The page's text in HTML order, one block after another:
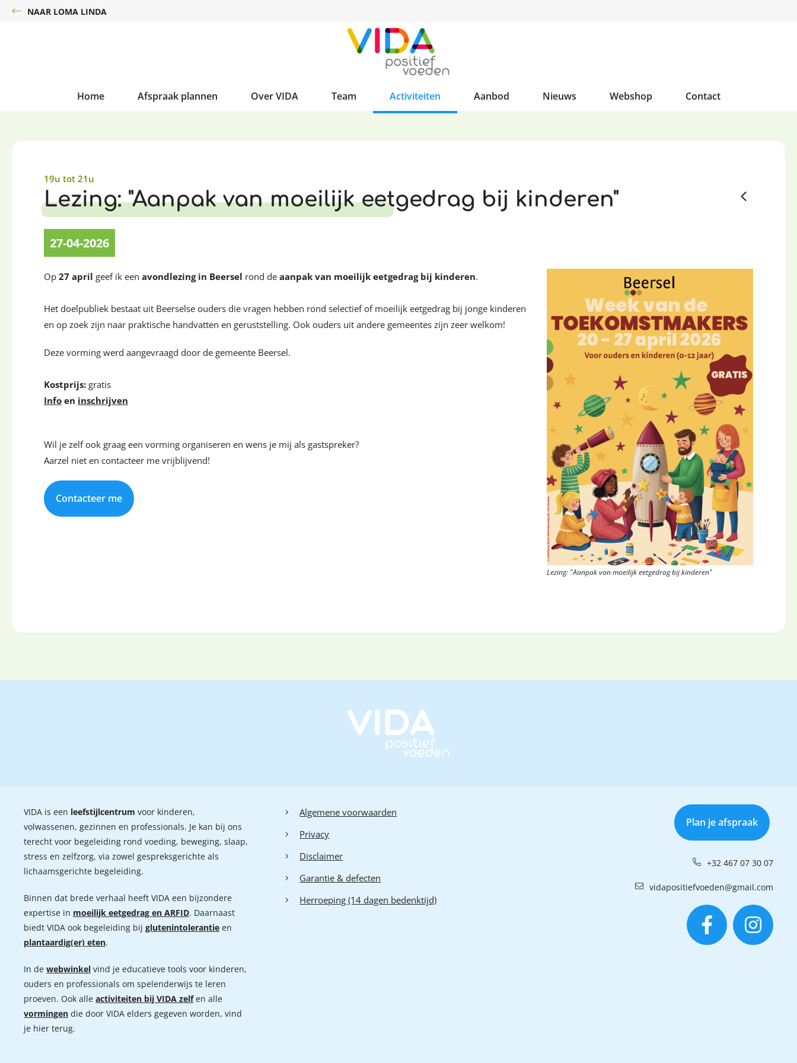
NAAR LOMA LINDA
Home Afspraak plannen Over VIDA Team Activiteiten Aanbod Nieuws Webshop Contact
19u tot 21u
Lezing: "Aanpak van moeilijk eetgedrag bij kinderen"
27-04-2026
Lezing: "Aanpak van moeilijk eetgedrag bij kinderen"
Op 27 april geef ik een avondlezing in Beersel rond de aanpak van moeilijk eetgedrag bij kinderen.
Het doelpubliek bestaat uit Beerselse ouders die vragen hebben rond selectief of moeilijk eetgedrag bij jonge kinderen
en op zoek zijn naar praktische handvatten en geruststelling. Ook ouders uit andere gemeentes zijn zeer welkom!
Deze vorming werd aangevraagd door de gemeente Beersel.
Kostprijs: gratis
Infoen inschrijven
Wil je zelf ook graag een vorming organiseren en wens je mij als gastspreker?
Aarzel niet en contacteer me vrijblijvend!
Contacteer me
VIDA is een leefstijlcentrum voor kinderen,
volwassenen, gezinnen en professionals. Je kan bij ons
terecht voor begeleiding rond voeding, beweging, slaap,
stress en zelfzorg, via zowel gespreksgerichte als
lichaamsgerichte begeleiding.
Binnen dat brede verhaal heeft VIDA een bijzondere
expertise in moeilijk eetgedrag en ARFID. Daarnaast
biedt VIDA ook begeleiding bij glutenintolerantie en
plantaardig(er) eten.
In de webwinkel vind je educatieve tools voor kinderen,
ouders en professionals om spelenderwijs te leren
proeven. Ook alle activiteiten bij VIDA zelf en alle
vormingen die door VIDA elders gegeven worden, vind
je hier terug.
Algemene voorwaarden
Privacy
Disclaimer
Garantie & defecten
Herroeping (14 dagen bedenktijd)
Plan je afspraak
+32 467 07 30 07
vidapositiefvoeden@gmail.com